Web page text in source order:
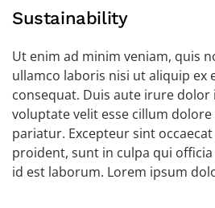
Sustainability
Ut enim ad minim veniam, quis
ullamco laboris nisi ut aliquip ex
consequat. Duis aute irure
voluptate velit esse cillum
pariatur. Excepteur sint
proident, sunt in culpa qui
id est laborum. Lorem ipsum